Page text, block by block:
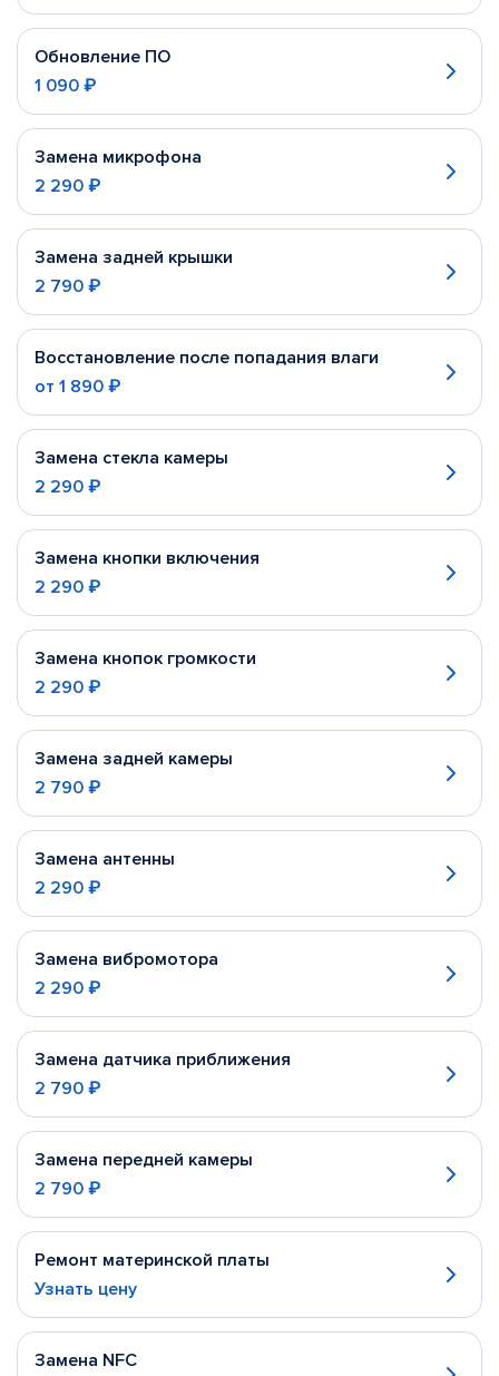
Обновление ПО
1 090 ₽
Замена микрофона
2 290 ₽
Замена задней крышки
2 790 ₽
Восстановление после попадания влаги
от 1 890 ₽
Замена стекла камеры
2 290 ₽
Замена кнопки включения
2 290 ₽
Замена кнопок громкости
2 290 ₽
Замена задней камеры
2 790 ₽
Замена антенны
2 290 ₽
Замена вибромотора
2 290 ₽
Замена датчика приближения
2 790 ₽
Замена передней камеры
2 790 ₽
Ремонт материнской платы
Узнать цену
Замена NFC